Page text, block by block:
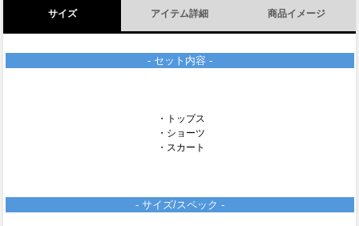
サイズ アイテム詳細 商品イメージ
- セット内容 -
・トップス
・ショーツ
・スカート
- サイズ/スペック -